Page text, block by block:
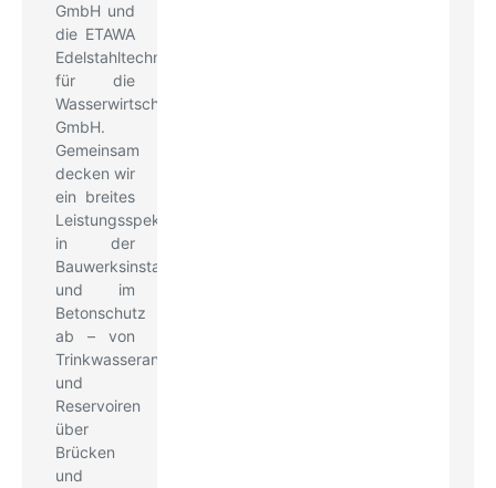
GmbH und
die ETAWA
Edelstahltechnik
für die
Wasserwirtschaft
GmbH.
Gemeinsam
decken wir
ein breites
Leistungsspektrum
in der
Bauwerksinstandsetzung
und im
Betonschutz
ab – von
Trinkwasseranlagen
und
Reservoiren
über
Brücken
und